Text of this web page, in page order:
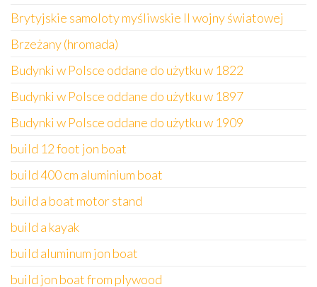
Brytyjskie samoloty myśliwskie II wojny światowej
Brzeżany (hromada)
Budynki w Polsce oddane do użytku w 1822
Budynki w Polsce oddane do użytku w 1897
Budynki w Polsce oddane do użytku w 1909
build 12 foot jon boat
build 400 cm aluminium boat
build a boat motor stand
build a kayak
build aluminum jon boat
build jon boat from plywood